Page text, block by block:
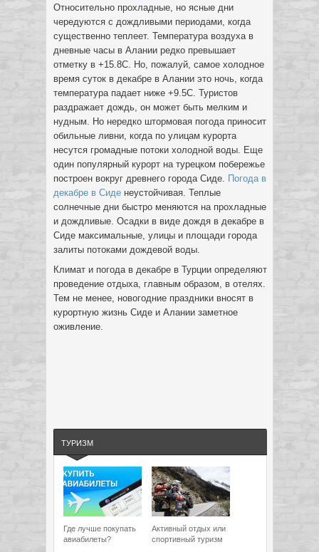
Относительно прохладные, но ясные дни
чередуются с дождливыми периодами, когда
существенно теплеет. Температура воздуха в
дневные часы в Алании редко превышает
отметку в +15.8С. Но, пожалуй, самое холодное
время суток в декабре в Алании это ночь, когда
температура падает ниже +9.5С. Туристов
раздражает дождь, он может быть мелким и
нудным. Но нередко штормовая погода приносит
обильные ливни, когда по улицам курорта
несутся громадные потоки холодной воды. Еще
один популярный курорт на турецком побережье
построен вокруг древнего города Сиде. Погода в
декабре в Сиде неустойчивая. Теплые
солнечные дни быстро меняются на прохладные
и дождливые. Осадки в виде дождя в декабре в
Сиде максимальные, улицы и площади города
залиты потоками дождевой воды.
Климат и погода в декабре в Турции определяют
проведение отдыха, главным образом, в отелях.
Тем не менее, новогодние праздники вносят в
курортную жизнь Сиде и Алании заметное
оживление.
ТУРИЗМ
Где лучше покупать
авиабилеты?
Активный отдых или
спортивный туризм